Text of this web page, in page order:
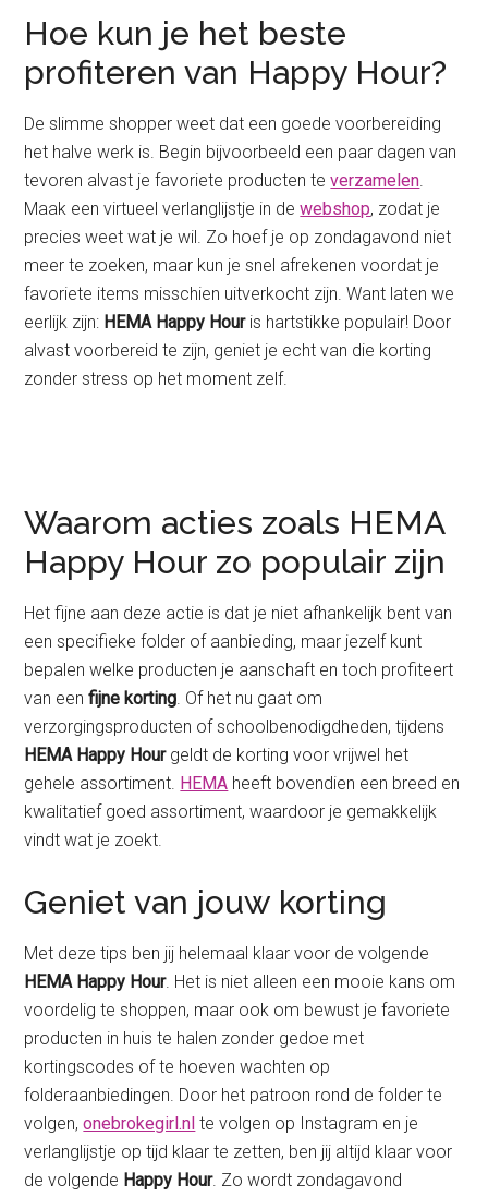
Hoe kun je het beste
profiteren van Happy Hour?
De slimme shopper weet dat een goede voorbereiding
het halve werk is. Begin bijvoorbeeld een paar dagen van
tevoren alvast je favoriete producten teverzamelen.
Maak een virtueel verlanglijstje in dewebshop, zodat je
precies weet wat je wil. Zo hoef je op zondagavond niet
meer te zoeken, maar kun je snel afrekenen voordat je
favoriete items misschien uitverkocht zijn. Want laten we
eerlijk zijn: HEMA Happy Hour is hartstikke populair! Door
alvast voorbereid te zijn, geniet je echt van die korting
zonder stress op het moment zelf.
Waarom acties zoals HEMA
Happy Hour zo populair zijn
Het fijne aan deze actie is dat je niet afhankelijk bent van
een specifieke folder of aanbieding, maar jezelf kunt
bepalen welke producten je aanschaft en toch profiteert
van eenfijne korting. Of het nu gaat om
verzorgingsproducten of schoolbenodigdheden, tijdens
HEMA Happy Hourgeldt de korting voor vrijwel het
gehele assortiment. HEMA heeft bovendien een breed en
kwalitatief goed assortiment, waardoor je gemakkelijk
vindt wat je zoekt.
Geniet van jouw korting
Met deze tips ben jij helemaal klaar voor de volgende
HEMA Happy Hour. Het is niet alleen een mooie kans om
voordelig te shoppen, maar ook om bewust je favoriete
producten in huis te halen zonder gedoe met
kortingscodes of te hoeven wachten op
folderaanbiedingen. Door het patroon rond de folder te
volgen,onebrokegirl.nl te volgen op Instagram en je
verlanglijstje op tijd klaar te zetten, ben jij altijd klaar voor
de volgende Happy Hour. Zo wordt zondagavond